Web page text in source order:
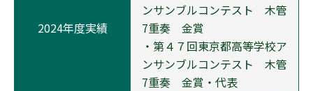
2024年度実績
ンサンブルコンテスト 木管
7重奏 金賞
・第４７回東京都高等学校ア
ンサンブルコンテスト 木管
7重奏 金賞・代表